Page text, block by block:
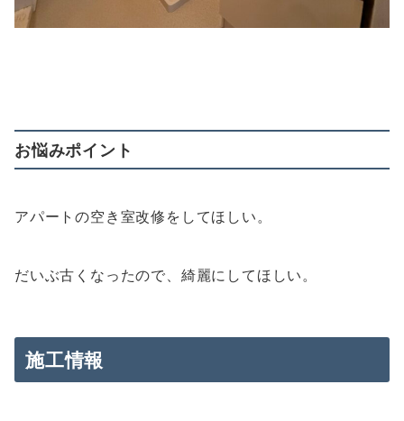
お悩みポイント
アパートの空き室改修をしてほしい。
だいぶ古くなったので、綺麗にしてほしい。
施工情報